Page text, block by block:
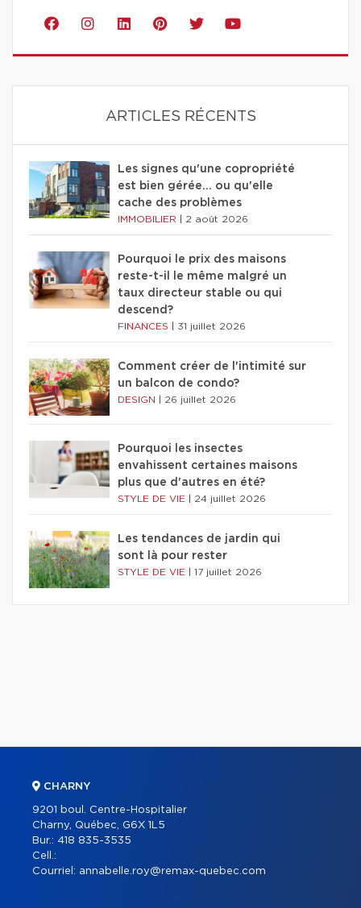
ARTICLES RÉCENTS
Les signes qu'une copropriété
est bien gérée… ou qu'elle
cache des problèmes
IMMOBILIER 2 août 2026
Pourquoi le prix des maisons
reste-t-il le même malgré un
taux directeur stable ou qui
descend?
FINANCES 31 juillet 2026
Comment créer de l'intimité sur
un balcon de condo?
DESIGN 26 juillet 2026
Pourquoi les insectes
envahissent certaines maisons
plus que d'autres en été?
STYLE DE VIE 24 juillet 2026
Les tendances de jardin qui
sont là pour rester
STYLE DE VIE 17 juillet 2026
CHARNY
9201 boul. Centre-Hospitalier
Charny, Québec, G6X 1L5
Bur.: 418 835-3535
Cell.:
Courriel: annabelle.roy@remax-quebec.com